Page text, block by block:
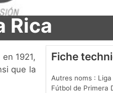
Rica
que la
Fiche
Autres noms : Liga
Fútbol de Primera